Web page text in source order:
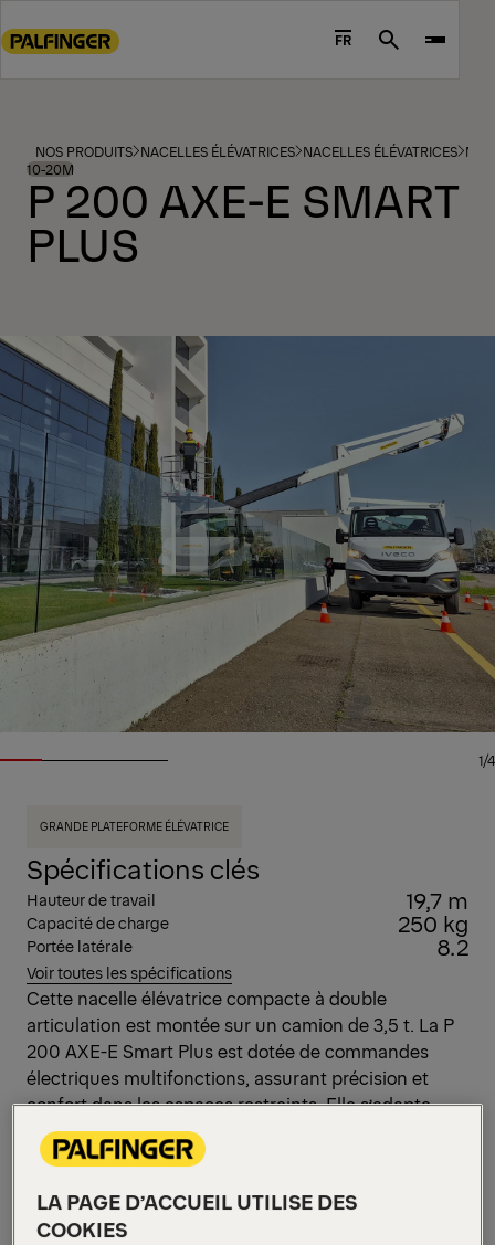
to
footer
content
FR Search
NOS PRODUITS NACELLES ÉLÉVATRICES NACELLES ÉLÉVATRICES
10-20M
P 200 AXE-E SMART
PLUS
1/4
GRANDE PLATEFORME ÉLÉVATRICE
Spécifications clés
Hauteur de travail 19,7 m
Capacité de charge 250 kg
Portée latérale 8.2
Voir toutes les spécifications
Cette nacelle élévatrice compacte à double
articulation est montée sur un camion de 3,5 t. La P
200 AXE-E Smart Plus est dotée de commandes
électriques multifonctions, assurant précision et
confort dans les espaces restreints. Elle s’adapte
facilement aux sols irréguliers grâce à la fonction de
stabilisation verticale, avec trois modes de réglage
Ouvrir les diagrammes
LA PAGE D’ACCUEIL UTILISE DES
COOKIES